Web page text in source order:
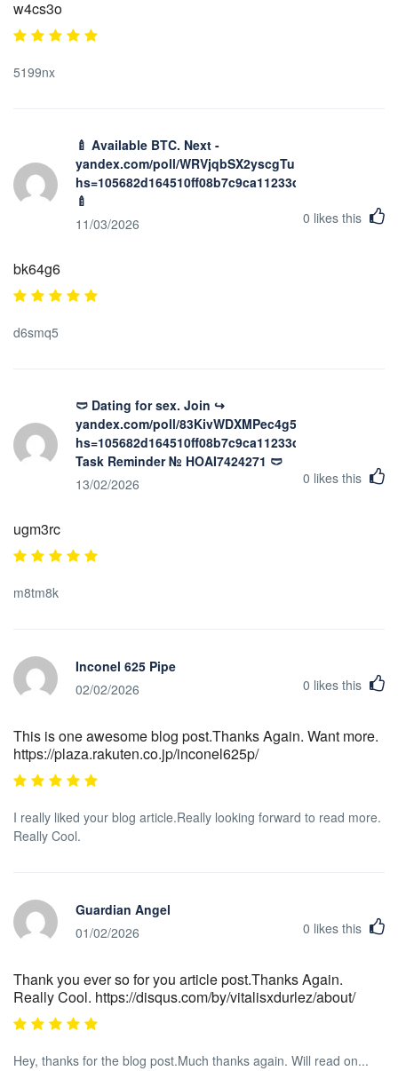
w4cs3o
5199nx
🍼 Available BTC. Next -
yandex.com/poll/WRVjqbSX2yscgTuFhiPPi5?
hs=105682d164510ff08b7c9ca11233d2fd&
🍼
11/03/2026
0 likes this
bk64g6
d6smq5
🩲 Dating for sex. Join ↪
yandex.com/poll/83KivWDXMPec4g5zdPdmjT?
hs=105682d164510ff08b7c9ca11233d2fd&
Task Reminder № HOAI7424271 🩲
13/02/2026
0 likes this
ugm3rc
m8tm8k
Inconel 625 Pipe
02/02/2026
0 likes this
This is one awesome blog post.Thanks Again. Want more.
https://plaza.rakuten.co.jp/inconel625p/
I really liked your blog article.Really looking forward to read more.
Really Cool.
Guardian Angel
01/02/2026
0 likes this
Thank you ever so for you article post.Thanks Again.
Really Cool. https://disqus.com/by/vitalisxdurlez/about/
Hey, thanks for the blog post.Much thanks again. Will read on...